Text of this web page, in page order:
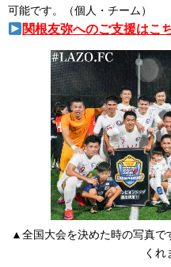
可能です。（個人・チーム）
関根友弥へのご支援はこ
▲全国大会を決めた時の写真で
くれ